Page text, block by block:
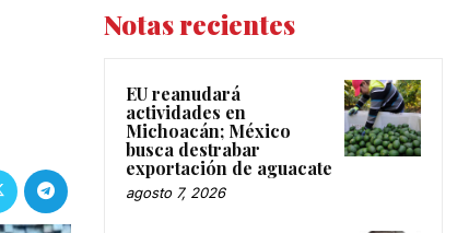
Notas recientes
EU reanudará
actividades en
Michoacán; México
busca destrabar
exportación de aguacate
agosto 7, 2026